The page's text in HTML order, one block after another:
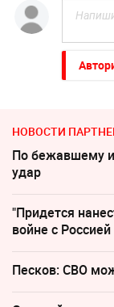
НОВОСТИ
По бежавшему
удар
"Придется
войне с Россией
Песков: СВО